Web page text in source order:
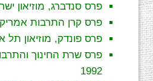
פרס סנדברג, מוזיאון
פרס קרן התרבות אמריקה-
פרס פונדק, מוזיאון תל
פרס שרת החינוך
1992